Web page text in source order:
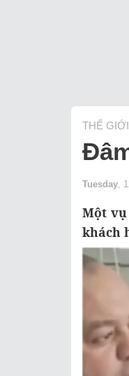
THẾ GIỚI
Tuesday ,
Một
khách